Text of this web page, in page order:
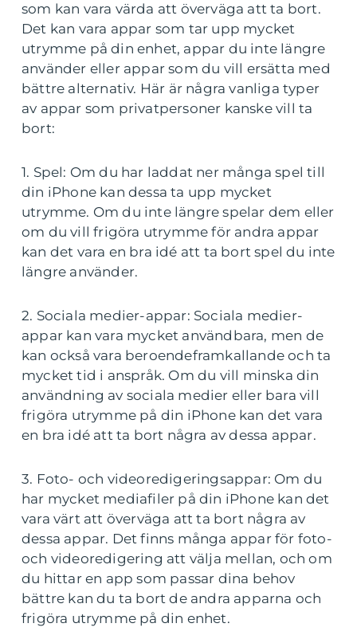
som kan vara värda att överväga att ta bort.
Det kan vara appar som tar upp mycket
utrymme på din enhet, appar du inte längre
använder eller appar som du vill ersätta med
bättre alternativ. Här är några vanliga typer
av appar som privatpersoner kanske vill ta
bort:
1. Spel: Om du har laddat ner många spel till
din iPhone kan dessa ta upp mycket
utrymme. Om du inte längre spelar dem eller
om du vill frigöra utrymme för andra appar
kan det vara en bra idé att ta bort spel du inte
längre använder.
2. Sociala medier-appar: Sociala medier-
appar kan vara mycket användbara, men de
kan också vara beroendeframkallande och ta
mycket tid i anspråk. Om du vill minska din
användning av sociala medier eller bara vill
frigöra utrymme på din iPhone kan det vara
en bra idé att ta bort några av dessa appar.
3. Foto- och videoredigeringsappar: Om du
har mycket mediafiler på din iPhone kan det
vara värt att överväga att ta bort några av
dessa appar. Det finns många appar för foto-
och videoredigering att välja mellan, och om
du hittar en app som passar dina behov
bättre kan du ta bort de andra apparna och
frigöra utrymme på din enhet.